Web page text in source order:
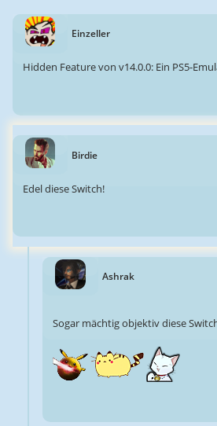
Einzeller
Hidden Feature von v14.0.0: Ein PS5-
Birdie
Edel diese Switch!
Ashrak
Sogar mächtig objektiv diese